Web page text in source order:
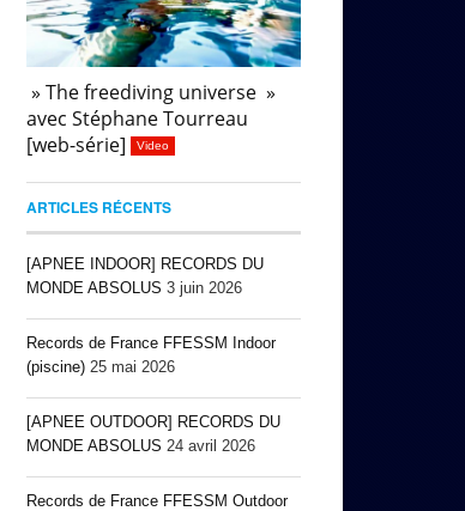
» The freediving universe »
avec Stéphane Tourreau
[web-série]
Video
ARTICLES RÉCENTS
[APNEE INDOOR] RECORDS DU
MONDE ABSOLUS 3 juin 2026
Records de France FFESSM Indoor
(piscine) 25 mai 2026
[APNEE OUTDOOR] RECORDS DU
MONDE ABSOLUS 24 avril 2026
Records de France FFESSM Outdoor